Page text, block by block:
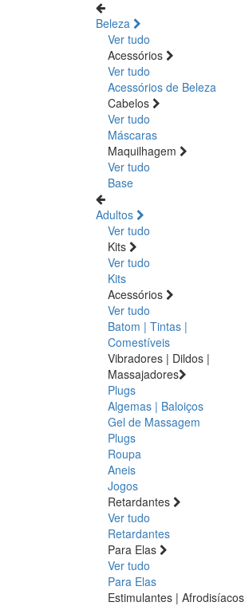
Beleza
Ver tudo
Acessórios
Ver tudo
Acessórios de Beleza
Cabelos
Ver tudo
Máscaras
Maquilhagem
Ver tudo
Base
Adultos
Ver tudo
Kits
Ver tudo
Kits
Acessórios
Ver tudo
Batom | Tintas |
Comestíveis
Vibradores | Dildos |
Massajadores
Plugs
Algemas | Baloiços
Gel de Massagem
Plugs
Roupa
Aneis
Jogos
Retardantes
Ver tudo
Retardantes
Para Elas
Ver tudo
Para Elas
Estimulantes | Afrodisíacos